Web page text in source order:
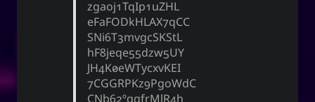
zgaoj1TqIp1uZHL
eFaFODkHLAX7qCC
SNi6T3mvgcSKStL
hF8jeqe55dzw5UY
JH4K0eWTycxvKEI
7CGGRPKz9PgoWdC
CNb62OqgfrMlR4h